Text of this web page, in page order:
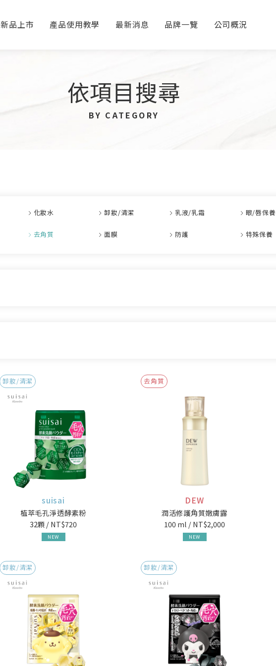
新品上市 產品使用教學 最新消息 品牌一覽 公司概況
依項目搜尋
BY CATEGORY
化妝水 卸妝/清潔 乳液/乳霜 眼/唇保養
去角質 面膜 防護 特殊保養
卸妝/清潔
suisai
植萃毛孔淨透酵素粉
32顆 / NT$720
NEW
去角質
DEW
潤活修護角質嫩膚露
100 ml / NT$2,000
NEW
卸妝/清潔 卸妝/清潔